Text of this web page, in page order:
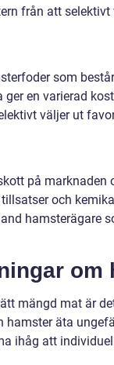
från att
som
en varierad
väljer ut
på marknaden
och
hamsterägare
om
mängd mat är
hamster äta
ihåg att